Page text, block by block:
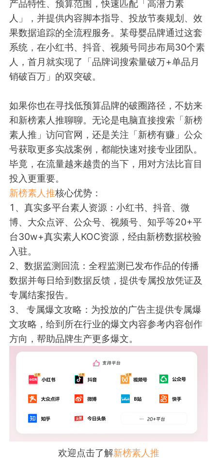
产品特性、预算范围，快速匹配「高潜力素
人」，并提供内容脚本指导、投放节奏规划、效
果数据追踪的全流程服务。某母婴品牌通过这套
系统，在小红书、抖音、视频号同步布局30个素
人，首月就实现了「品牌词搜索量破万+单品月
销破百万」的双突破。
如果你也在寻找低预算品牌的破圈路径，不妨来
和新榜素人推聊聊。无论是电脑直接搜索「新榜
素人推」访问官网，还是关注「新榜有赚」公众
号获取更多实战案例，都能快速对接专业团队。
毕竟，在流量越来越贵的当下，用对方法比盲目
投入更重要。
新榜素人推核心优势：
1、真实多平台素人资源：小红书、抖音、微
博、大众点评、公众号、视频号、知乎等20+平
台30w+真实素人KOC资源，经由新榜数据校验
入驻。
2、数据监测回流：全程监测已发布作品的传播
数据并每日给到数据反馈，提供专属投放凭证及
专属结案报告。
3、 专属爆文攻略：为投放的广告主提供专属爆
文攻略，给到所在行业的爆文内容参考内容创作
方向，帮助品牌生产更多爆文。
欢迎点击了解新榜素人推